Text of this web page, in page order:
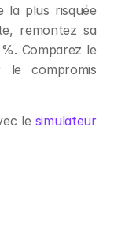
la plus risquée
remontez sa
Comparez le
compromis
le simulateur